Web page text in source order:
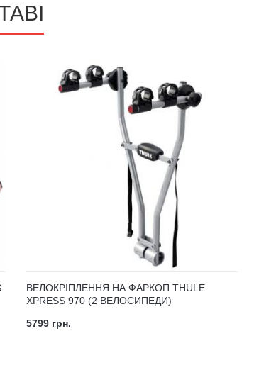
ВЕЛОКРІПЛЕННЯ НА ФАРКОП THULE
XPRESS 970 (2 ВЕЛОСИПЕДИ)
5799 грн.